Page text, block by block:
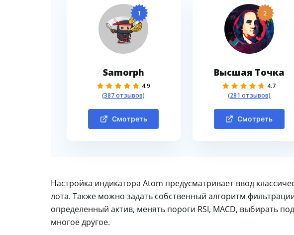
1
Samorph
4.9
(387 отзывов)
Смотреть
2
Высшая Точка
4.7
(281 отзывов)
Смотреть
Настройка индикатора Atom предусматривает ввод
лота. Также можно задать собственный алгоритм
определенный актив, менять пороги RSI, MACD, выбирать
многое другое.